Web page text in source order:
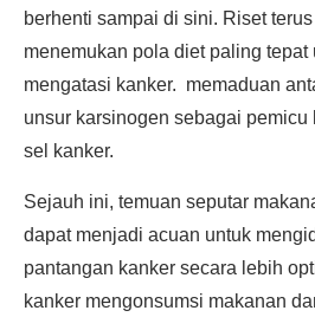
berhenti sampai di sini. Riset
menemukan pola diet paling tepat
mengatasi kanker. memaduan
unsur karsinogen sebagai pemicu
sel kanker.
Sejauh ini, temuan seputar
dapat menjadi acuan untuk
pantangan kanker secara lebih
kanker mengonsumsi makanan